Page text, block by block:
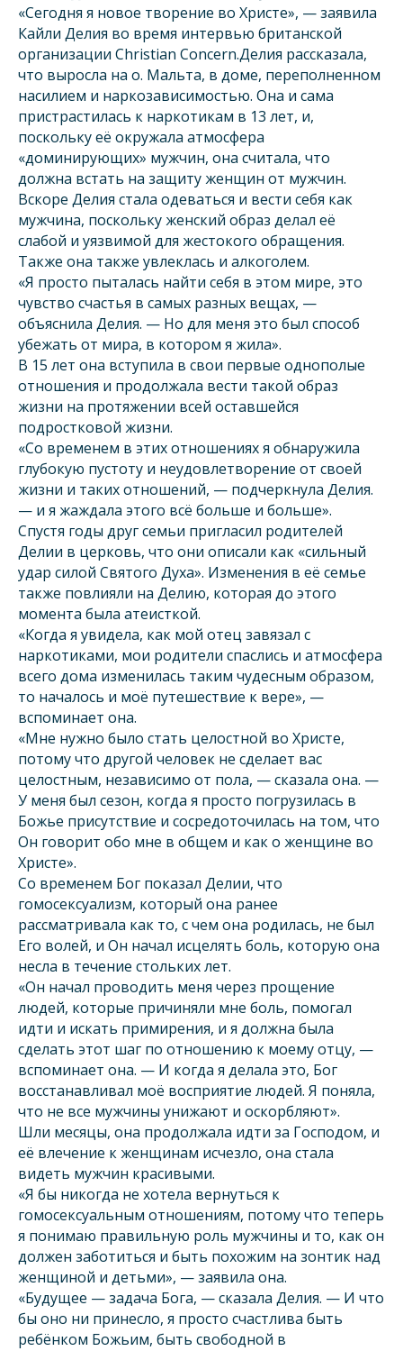
«Сегодня я новое творение во Христе», — заявила
Кайли Делия во время интервью британской
организации Christian Concern.Делия рассказала,
что выросла на о. Мальта, в доме, переполненном
насилием и наркозависимостью. Она и сама
пристрастилась к наркотикам в 13 лет, и,
поскольку её окружала атмосфера
«доминирующих» мужчин, она считала, что
должна встать на защиту женщин от мужчин.
Вскоре Делия стала одеваться и вести себя как
мужчина, поскольку женский образ делал её
слабой и уязвимой для жестокого обращения.
Также она также увлеклась и алкоголем.
«Я просто пыталась найти себя в этом мире, это
чувство счастья в самых разных вещах, —
объяснила Делия. — Но для меня это был способ
убежать от мира, в котором я жила».
В 15 лет она вступила в свои первые однополые
отношения и продолжала вести такой образ
жизни на протяжении всей оставшейся
подростковой жизни.
«Со временем в этих отношениях я обнаружила
глубокую пустоту и неудовлетворение от своей
жизни и таких отношений, — подчеркнула Делия.
— и я жаждала этого всё больше и больше».
Спустя годы друг семьи пригласил родителей
Делии в церковь, что они описали как «сильный
удар силой Святого Духа». Изменения в её семье
также повлияли на Делию, которая до этого
момента была атеисткой.
«Когда я увидела, как мой отец завязал с
наркотиками, мои родители спаслись и атмосфера
всего дома изменилась таким чудесным образом,
то началось и моё путешествие к вере», —
вспоминает она.
«Мне нужно было стать целостной во Христе,
потому что другой человек не сделает вас
целостным, независимо от пола, — сказала она. —
У меня был сезон, когда я просто погрузилась в
Божье присутствие и сосредоточилась на том, что
Он говорит обо мне в общем и как о женщине во
Христе».
Со временем Бог показал Делии, что
гомосексуализм, который она ранее
рассматривала как то, с чем она родилась, не был
Его волей, и Он начал исцелять боль, которую она
несла в течение стольких лет.
«Он начал проводить меня через прощение
людей, которые причиняли мне боль, помогал
идти и искать примирения, и я должна была
сделать этот шаг по отношению к моему отцу, —
вспоминает она. — И когда я делала это, Бог
восстанавливал моё восприятие людей. Я поняла,
что не все мужчины унижают и оскорбляют».
Шли месяцы, она продолжала идти за Господом, и
её влечение к женщинам исчезло, она стала
видеть мужчин красивыми.
«Я бы никогда не хотела вернуться к
гомосексуальным отношениям, потому что теперь
я понимаю правильную роль мужчины и то, как он
должен заботиться и быть похожим на зонтик над
женщиной и детьми», — заявила она.
«Будущее — задача Бога, — сказала Делия. — И что
бы оно ни принесло, я просто счастлива быть
ребёнком Божьим, быть свободной в